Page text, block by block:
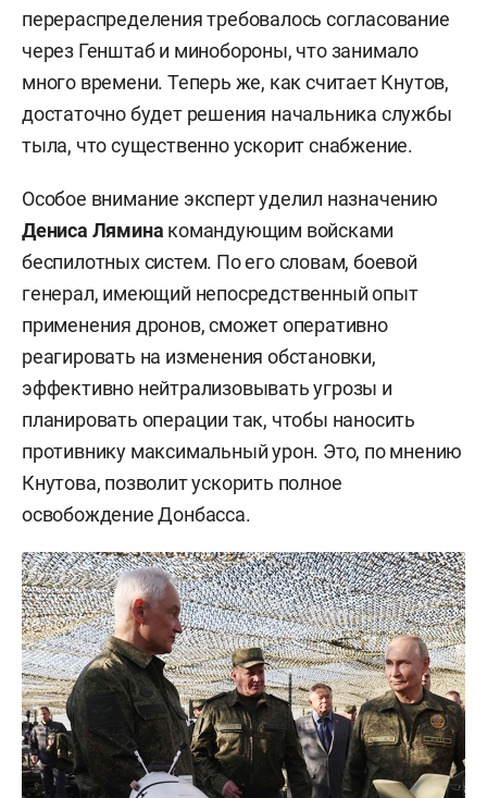
перераспределения требовалось согласование
через Генштаб и минобороны, что занимало
много времени. Теперь же, как считает Кнутов,
достаточно будет решения начальника службы
тыла, что существенно ускорит снабжение.
Особое внимание эксперт уделил назначению
Дениса Лямина командующим войсками
беспилотных систем. По его словам, боевой
генерал, имеющий непосредственный опыт
применения дронов, сможет оперативно
реагировать на изменения обстановки,
эффективно нейтрализовывать угрозы и
планировать операции так, чтобы наносить
противнику максимальный урон. Это, по мнению
Кнутова, позволит ускорить полное
освобождение Донбасса.